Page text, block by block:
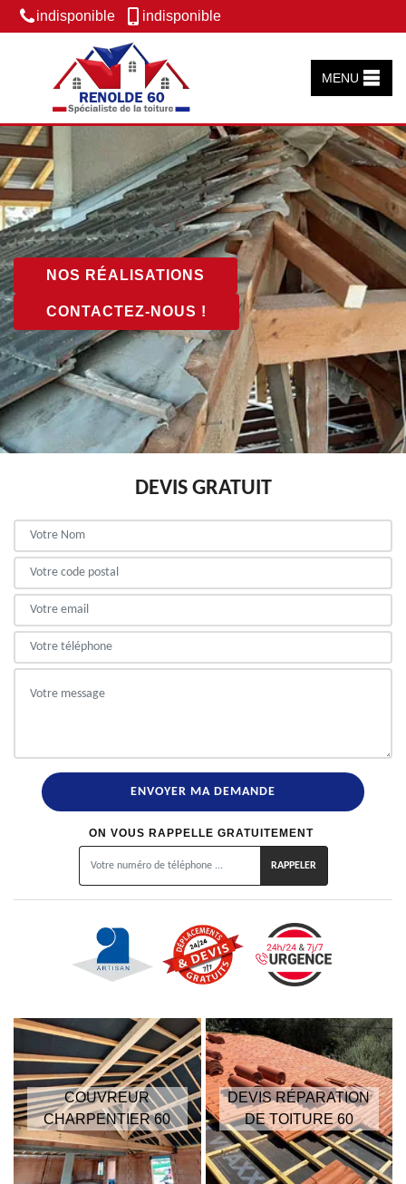
indisponible indisponible
MENU
NOS RÉALISATIONS
CONTACTEZ-NOUS !
DEVIS GRATUIT
ON VOUS RAPPELLE GRATUITEMENT
COUVREUR
CHARPENTIER 60
DEVIS RÉPARATION
DE TOITURE 60